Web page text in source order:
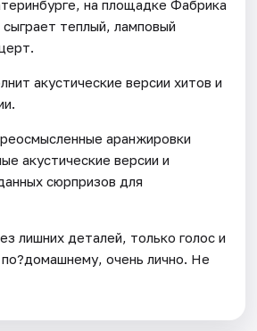
на площадке Фабрика
теплый, ламповый
акустические версии хитов и
аранжировки
акустические версии и
сюрпризов для
лишних деталей, только голос и
очень лично. Не